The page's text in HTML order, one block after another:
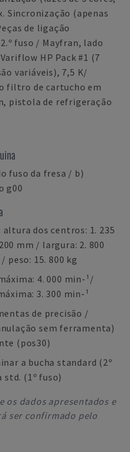
Sincronização (apenas
de ligação
fuso / Mayfran, lado
HP Pack #1 (7
variáveis), 7,5 K/
filtro de cartucho em
pistola de refrigeração
fuso da fresa / b)
g00
altura dos centros: 1. 235
mm / largura: 2. 800
peso: 15. 800 kg
4. 000 min-¹/
3. 300 min-¹
de precisão /
sem ferramenta)
(pos30)
a bucha standard (2º
(1º fuso)
os dados apresentados e
ser confirmado pelo